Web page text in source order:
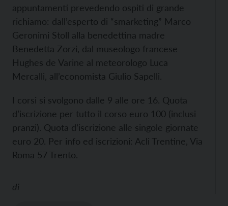
appuntamenti prevedendo ospiti di grande
richiamo: dall’esperto di “smarketing” Marco
Geronimi Stoll alla benedettina madre
Benedetta Zorzi, dal museologo francese
Hughes de Varine al meteorologo Luca
Mercalli, all’economista Giulio Sapelli.
I corsi si svolgono dalle 9 alle ore 16. Quota
d’iscrizione per tutto il corso euro 100 (inclusi
pranzi). Quota d’iscrizione alle singole giornate
euro 20. Per info ed iscrizioni: Acli Trentine, Via
Roma 57 Trento.
di